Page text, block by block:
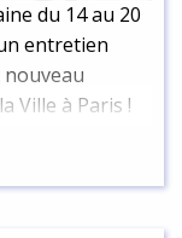
du 14 au 20
entretien
Ville à Paris !
en scène